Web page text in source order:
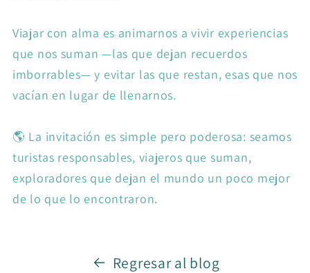
Viajar con alma es animarnos a vivir experiencias
que nos suman —las que dejan recuerdos
imborrables— y evitar las que restan, esas que nos
vacían en lugar de llenarnos.
🌎 La invitación es simple pero poderosa: seamos
turistas responsables, viajeros que suman,
exploradores que dejan el mundo un poco mejor
de lo que lo encontraron.
Regresar al blog